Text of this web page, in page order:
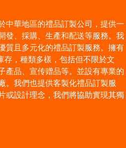
中華地區的禮品訂製公司，提供一
發、採購、生產和配送等服務。我
質且多元化的禮品訂製服務。擁有
存，種類多樣，包括但不限於文
產品、宣传赠品等。並設有專業的
。我們也提供客製化禮品訂製服
或設計理念，我們將協助實現其獨